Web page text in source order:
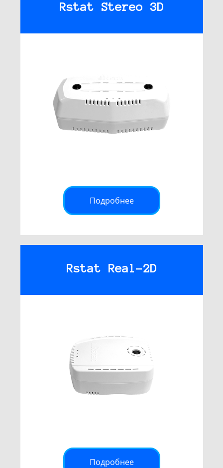
Rstat Stereo 3D
Подробнее
Rstat Real-2D
Подробнее